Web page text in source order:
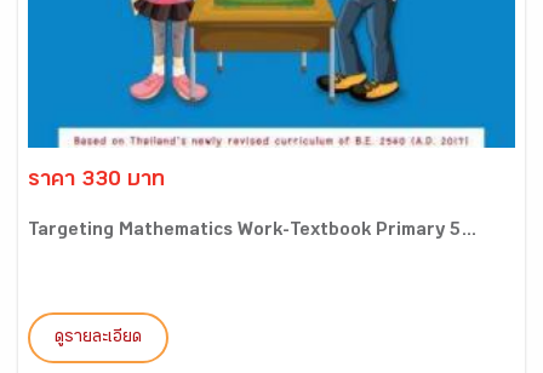
ราคา 330 บาท
Targeting Mathematics Work-Textbook Primary 5...
ดูรายละเอียด